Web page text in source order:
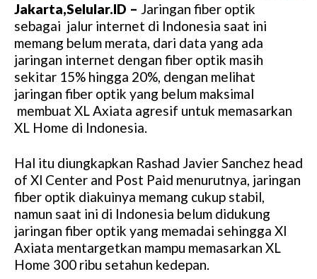
Jakarta,Selular.ID – Jaringan fiber optik
sebagai jalur internet di Indonesia saat ini
memang belum merata, dari data yang ada
jaringan internet dengan fiber optik masih
sekitar 15% hingga 20%, dengan melihat
jaringan fiber optik yang belum maksimal
membuat XL Axiata agresif untuk memasarkan
XL Home di Indonesia.
Hal itu diungkapkan Rashad Javier Sanchez head
of Xl Center and Post Paid menurutnya, jaringan
fiber optik diakuinya memang cukup stabil,
namun saat ini di Indonesia belum didukung
jaringan fiber optik yang memadai sehingga Xl
Axiata mentargetkan mampu memasarkan XL
Home 300 ribu setahun kedepan.